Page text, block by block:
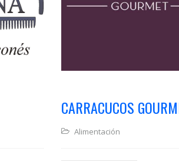
CARRACUCOS
Alimentación